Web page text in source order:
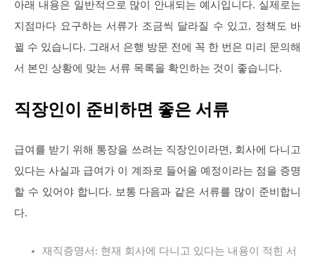
아래 내용은 일반적으로 많이 안내되는 예시입니다. 실제로는
지점마다 요구하는 서류가 조금씩 달라질 수 있고, 정책도 바
뀔 수 있습니다. 그래서 은행 방문 전에 꼭 한 번은 미리 문의해
서 본인 상황에 맞는 서류 목록을 확인하는 것이 좋습니다.
직장인이 준비하면 좋은 서류
급여를 받기 위해 통장을 쓰려는 직장인이라면, 회사에 다니고
있다는 사실과 급여가 이 계좌로 들어올 예정이라는 점을 증명
할 수 있어야 합니다. 보통 다음과 같은 서류를 많이 준비합니
다.
재직증명서: 현재 회사에 다니고 있다는 내용이 적힌 서